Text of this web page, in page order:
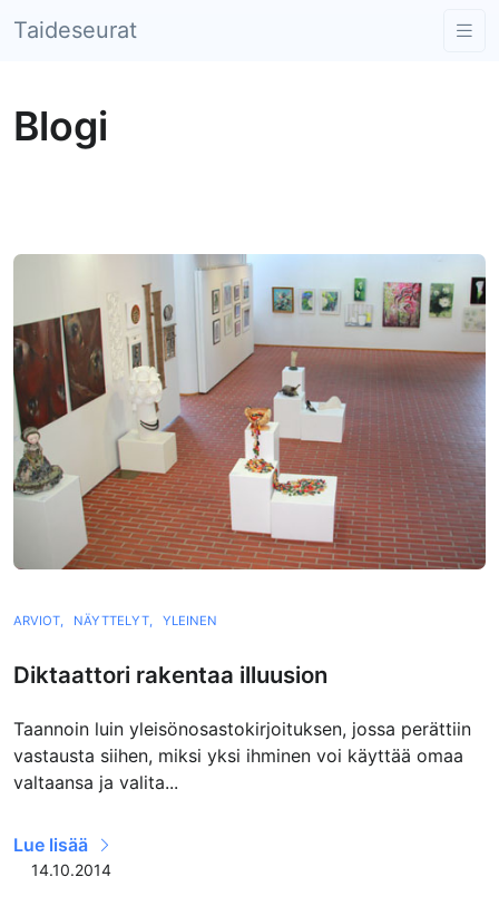
Taideseurat
Blogi
ARVIOT, NÄYTTELYT, YLEINEN
Diktaattori rakentaa illuusion
Taannoin luin yleisönosastokirjoituksen, jossa perättiin
vastausta siihen, miksi yksi ihminen voi käyttää omaa
valtaansa ja valita...
Lue lisää
14.10.2014